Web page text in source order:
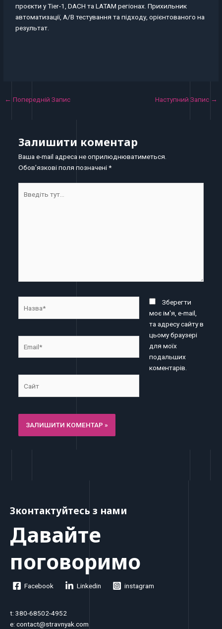
проєкти у Tier-1, DACH та LATAM регіонах. Прихильник
автоматизації, A/B тестування та підходу, орієнтованого на
результат.
← Попередній Запис Наступний Запис →
Залишити коментар
Ваша e-mail адреса не оприлюднюватиметься.
Обов’язкові поля позначені*
тут...
Зберегти
моє ім'я, e-mail,
та адресу сайту в
цьому браузері
для моїх
подальших
коментарів.
Зконтактуйтесь з нами
Давайте
поговоримо
Facebook Linkedin instagram
t: 380-68502-4952
e: contact@stravnyak.com